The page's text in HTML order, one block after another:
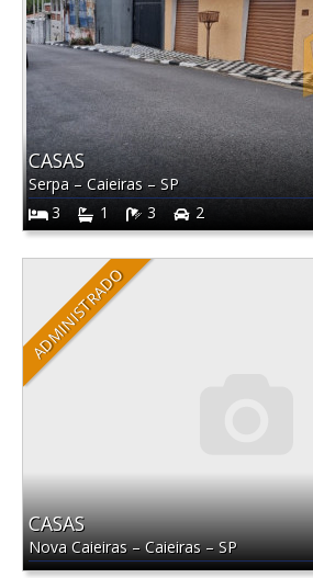
CASAS
Serpa –Caieiras – SP
3
1 3 2
ADMINISTRADO
CASAS
Nova Caieiras–Caieiras–SP